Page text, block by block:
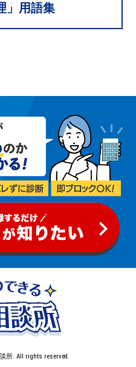
」用語集
所. All rights reserved.